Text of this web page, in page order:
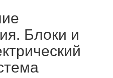
Блоки и